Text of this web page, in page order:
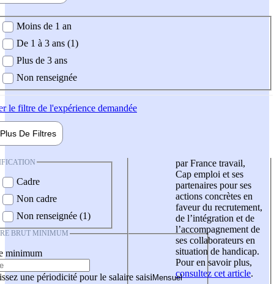
demandée
Moins de 1 an
De 1 à 3 ans (1)
Plus de 3 ans
Non renseignée
le filtre de l'expérience demandée
Plus De Filtres
Cadre
Non cadre
Non renseignée (1)
BRUT MINIMUM
minimum
une périodicité pour le salaire saisi
par France travail,
Cap emploi et ses
partenaires pour ses
actions concrètes en
faveur du recrutement,
de l’intégration et de
l’accompagnement de
ses collaborateurs en
situation de handicap.
Pour en savoir plus,
consultez cet article.